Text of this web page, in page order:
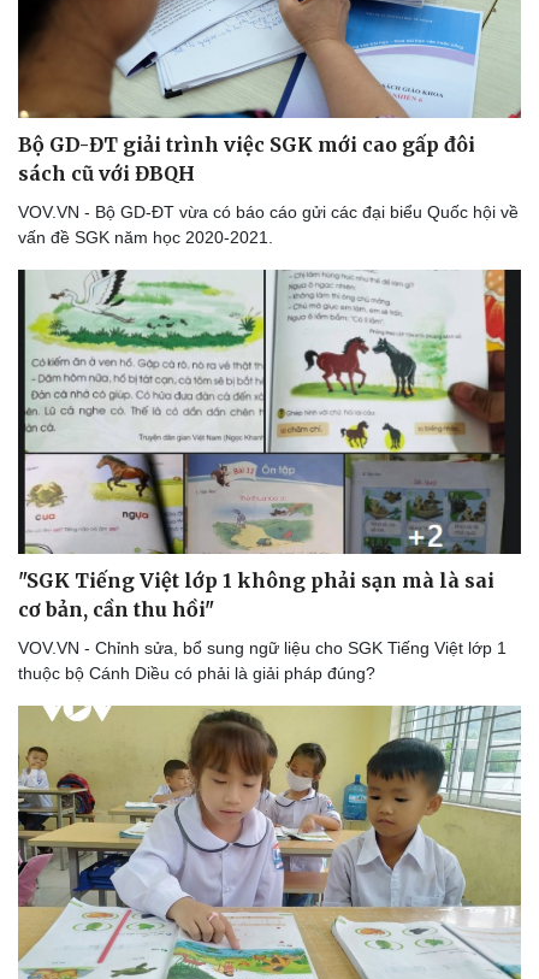
Bộ GD-ĐT giải trình việc SGK mới cao gấp đôi
sách cũ với ĐBQH
VOV.VN - Bộ GD-ĐT vừa có báo cáo gửi các đại biểu Quốc hội về
vấn đề SGK năm học 2020-2021.
"SGK Tiếng Việt lớp 1 không phải sạn mà là sai
cơ bản, cần thu hồi"
VOV.VN - Chỉnh sửa, bổ sung ngữ liệu cho SGK Tiếng Việt lớp 1
thuộc bộ Cánh Diều có phải là giải pháp đúng?